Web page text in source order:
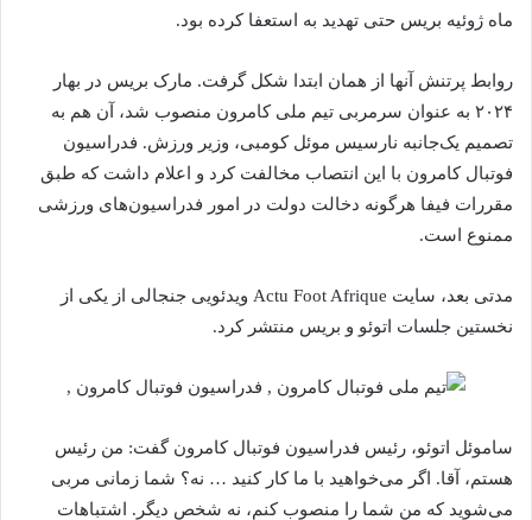
ماه ژوئیه بریس حتی تهدید به استعفا کرده بود.
روابط پرتنش آنها از همان ابتدا شکل گرفت. مارک بریس در بهار
۲۰۲۴ به‌ عنوان سرمربی تیم ملی کامرون منصوب شد، آن هم به
تصمیم یک‌جانبه نارسیس موئل کومبی، وزیر ورزش. فدراسیون
فوتبال کامرون با این انتصاب مخالفت کرد و اعلام داشت که طبق
مقررات فیفا هرگونه دخالت دولت در امور فدراسیون‌های ورزشی
ممنوع است.
مدتی بعد، سایت Actu Foot Afrique ویدئویی جنجالی از یکی از
نخستین جلسات اتوئو و بریس منتشر کرد.
ساموئل اتوئو، رئیس فدراسیون فوتبال کامرون گفت: من رئیس
هستم، آقا. اگر می‌خواهید با ما کار کنید … نه؟ شما زمانی مربی
می‌شوید که من شما را منصوب کنم، نه شخص دیگر. اشتباهات